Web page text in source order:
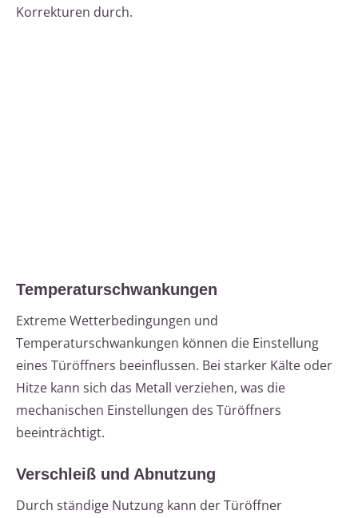
Korrekturen durch.
Temperaturschwankungen
Extreme Wetterbedingungen und
Temperaturschwankungen können die Einstellung
eines Türöffners beeinflussen. Bei starker Kälte oder
Hitze kann sich das Metall verziehen, was die
mechanischen Einstellungen des Türöffners
beeinträchtigt.
Verschleiß und Abnutzung
Durch ständige Nutzung kann der Türöffner